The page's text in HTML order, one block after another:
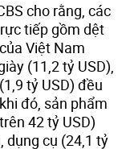
cho rằng, các
tiếp gồm dệt
Việt Nam
(11,2 tỷ USD),
tỷ USD) đều
đó, sản phẩm
42 tỷ USD)
dụng cụ (24,1 tỷ